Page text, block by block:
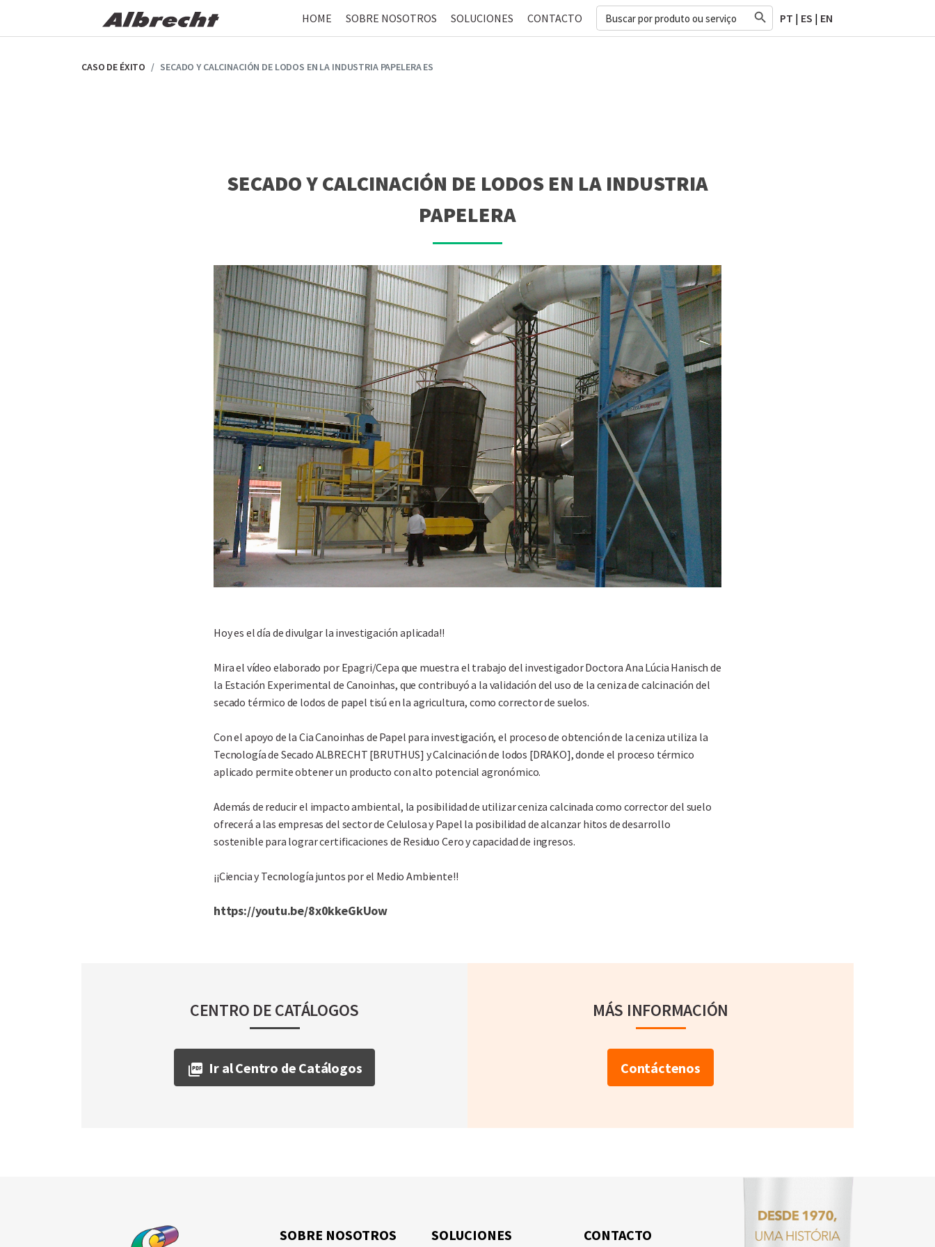
the
HOME SOBRE NOSOTROS SOLUCIONES CONTACTO
Search
for:
Search Button
PT | ES | EN
CASO DE ÉXITO SECADO Y CALCINACIÓN DE LODOS EN LA INDUSTRIA PAPELERA ES
SECADO Y CALCINACIÓN DE LODOS EN LA INDUSTRIA
PAPELERA
Hoy es el día de divulgar la investigación aplicada!!
Mira el vídeo elaborado por Epagri/Cepa que muestra el trabajo del investigador Doctora Ana Lúcia Hanisch de
la Estación Experimental de Canoinhas, que contribuyó a la validación del uso de la ceniza de calcinación del
secado térmico de lodos de papel tisú en la agricultura, como corrector de suelos.
Con el apoyo de la Cia Canoinhas de Papel para investigación, el proceso de obtención de la ceniza utiliza la
Tecnología de Secado ALBRECHT [BRUTHUS] y Calcinación de lodos [DRAKO], donde el proceso térmico
aplicado permite obtener un producto con alto potencial agronómico.
Además de reducir el impacto ambiental, la posibilidad de utilizar ceniza calcinada como corrector del suelo
ofrecerá a las empresas del sector de Celulosa y Papel la posibilidad de alcanzar hitos de desarrollo
sostenible para lograr certificaciones de Residuo Cero y capacidad de ingresos.
¡¡Ciencia y Tecnología juntos por el Medio Ambiente!!
https://youtu.be/8x0kkeGkUow
CENTRO DE CATÁLOGOS
Ir al Centro de Catálogos
MÁS INFORMACIÓN
Contáctenos
SOBRE NOSOTROS SOLUCIONES CONTACTO